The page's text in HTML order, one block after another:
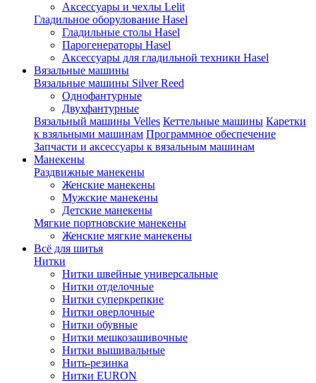
Аксессуары и чехлы Lelit
Гладильное оборулование Hasel
Гладильные столы Hasel
Парогенераторы Hasel
Аксессуары для гладильной техники Hasel
Вязальные машины
Вязальные машины Silver Reed
Однофантурные
Двухфантурные
Вязальный машины Velles Кеттельные машины Каретки
к взяльными машинам Программное обеспечение
Запчасти и аксессуары к вязальным машинам
Манекены
Раздвижные манекены
Женские манекены
Мужские манекены
Детские манекены
Мягкие портновские манекены
Женские мягкие манекены
Всё для шитья
Нитки
Нитки швейные универсальные
Нитки отделочные
Нитки суперкрепкие
Нитки оверлочные
Нитки обувные
Нитки мешкозашивочные
Нитки вышивальные
Нить-резинка
Нитки EURON